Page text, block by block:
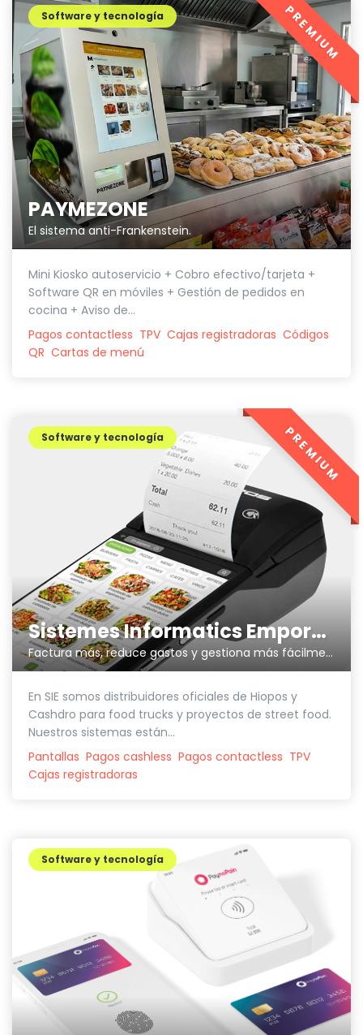
PAYMEZONE
El sistema anti-Frankenstein.
Software y tecnología
Mini Kiosko autoservicio + Cobro efectivo/tarjeta +
Software QR en móviles + Gestión de pedidos en
cocina + Aviso de...
Pagos contactless TPV Cajas registradoras Códigos
QR Cartas de menú
PREMIUM
Sistemes Informatics Empordà SLL
Factura más, reduce gastos y gestiona más fácilmente tu negocio
Software y tecnología
En SIE somos distribuidores oficiales de Hiopos y
Cashdro para food trucks y proyectos de street food.
Nuestros sistemas están...
Pantallas Pagos cashless Pagos contactless TPV
Cajas registradoras
PREMIUM
Software y tecnología